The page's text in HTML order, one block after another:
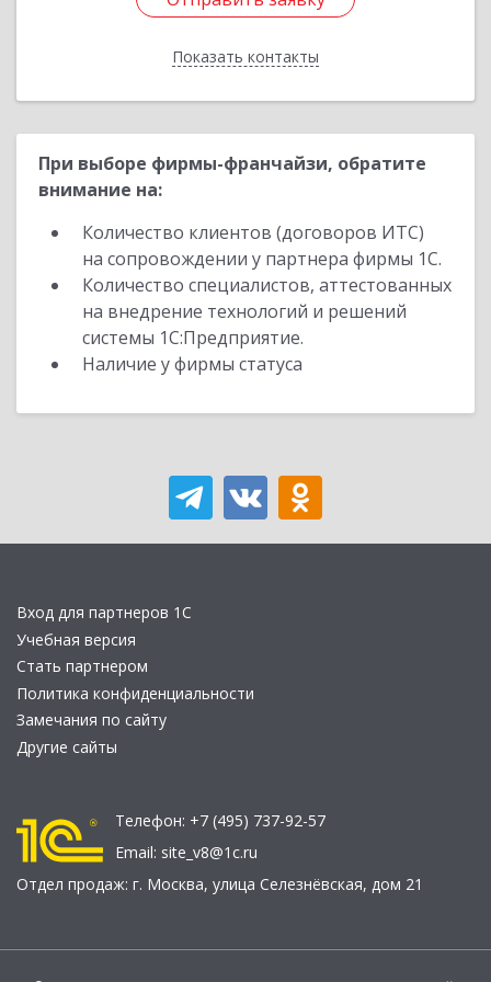
Показать контакты
Назад
При выборе фирмы-франчайзи, обратите
внимание на:
Количество клиентов (договоров ИТС)
на сопровождении у партнера фирмы 1С.
Количество специалистов, аттестованных
на внедрение технологий и решений
системы 1С:Предприятие.
Наличие у фирмы статуса
Вход для партнеров 1С
Учебная версия
Стать партнером
Политика конфиденциальности
Замечания по сайту
Другие сайты
Телефон: +7 (495) 737-92-57
Email: site_v8@1c.ru
Отдел продаж: г. Москва, улица Селезнёвская, дом 21